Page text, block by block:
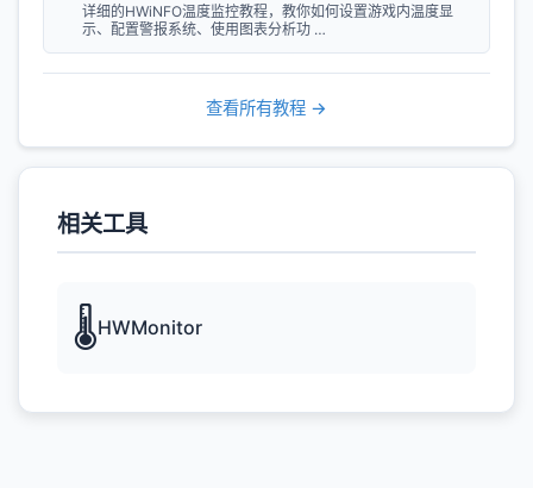
详细的HWiNFO温度监控教程，教你如何设置游戏内温度显
示、配置警报系统、使用图表分析功 …
查看所有教程 →
相关工具
🌡️HWMonitor